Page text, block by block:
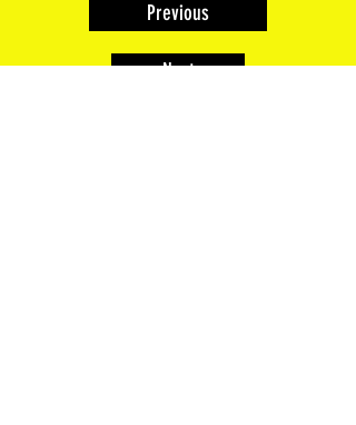
Previous
Next